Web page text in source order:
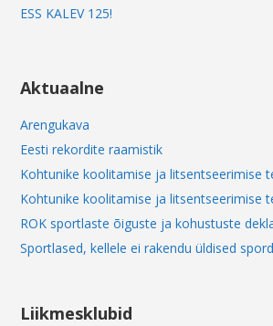
ESS KALEV 125!
Aktuaalne
Arengukava
Eesti rekordite raamistik
Kohtunike koolitamise ja litsentseerimise
Kohtunike koolitamise ja litsentseerimise
ROK sportlaste õiguste ja kohustuste
Sportlased, kellele ei rakendu üldised
Liikmesklubid